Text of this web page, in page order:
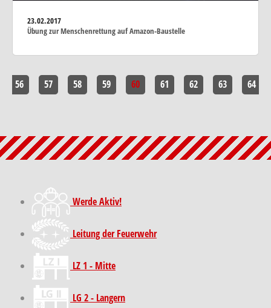
23.02.2017
Übung zur Menschenrettung auf Amazon-Baustelle
56 57 58 59 60 61 62 63 64
Werde Aktiv!
Leitung der Feuerwehr
LZ 1 - Mitte
LG 2 - Langern